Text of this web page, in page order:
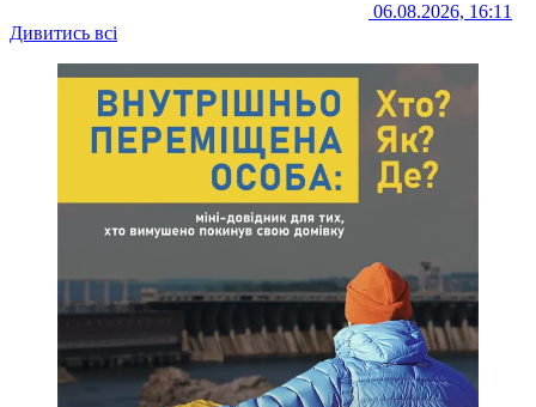
06.08.2026, 16:11
Дивитись всі